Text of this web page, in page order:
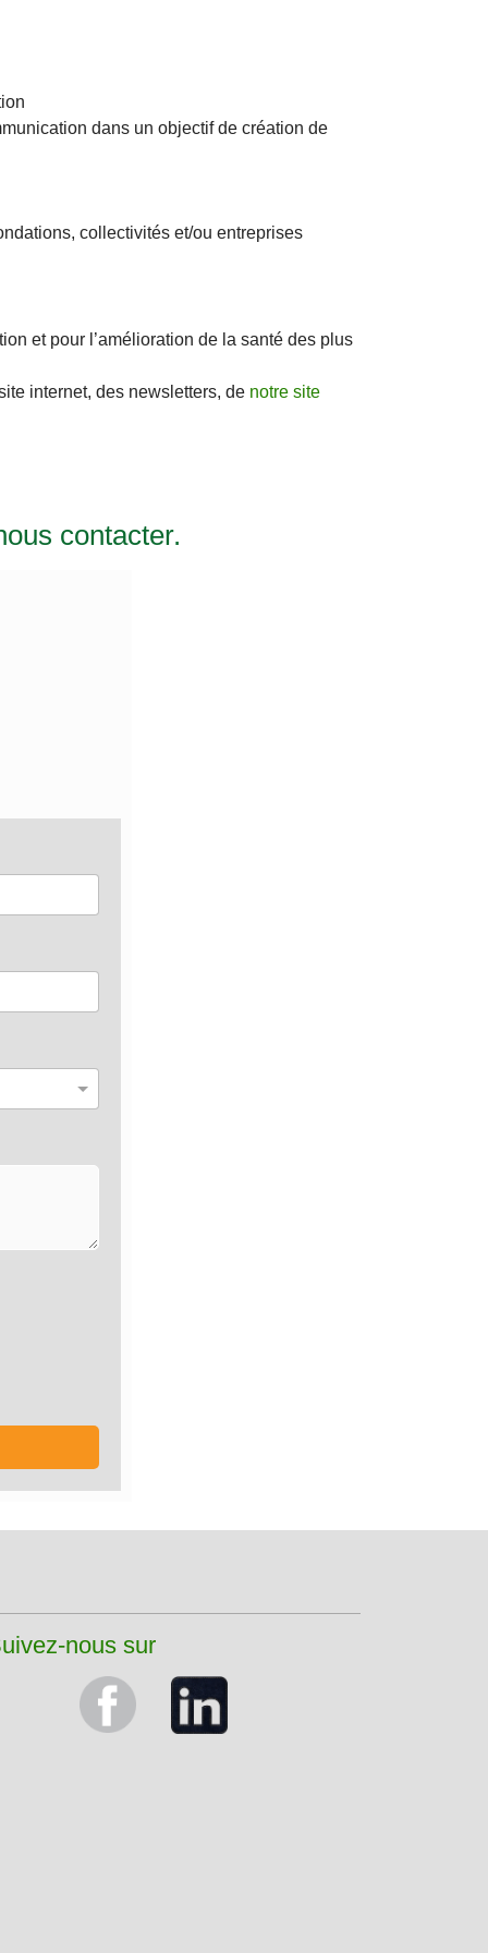
dans un objectif de création de
collectivités et/ou entreprises
et pour l’amélioration de la santé des plus
internet, des newsletters, de notre site
contacter.
nous sur